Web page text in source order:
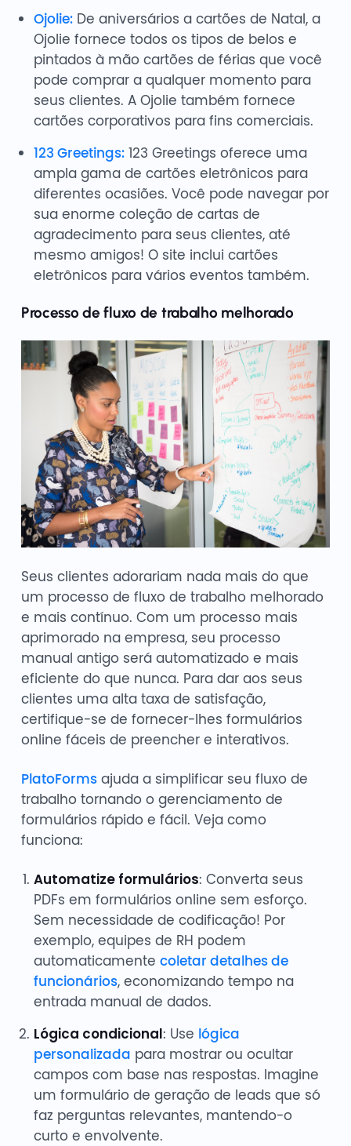
Ojolie:De aniversários a cartões de Natal, a
Ojolie fornece todos os tipos de belos e
pintados à mão cartões de férias que você
pode comprar a qualquer momento para
seus clientes. A Ojolie também fornece
cartões corporativos para fins comerciais.
123 Greetings:123 Greetings oferece uma
ampla gama de cartões eletrônicos para
diferentes ocasiões. Você pode navegar por
sua enorme coleção de cartas de
agradecimento para seus clientes, até
mesmo amigos! O site inclui cartões
eletrônicos para vários eventos também.
Processo de fluxo de trabalho melhorado
Seus clientes adorariam nada mais do que
um processo de fluxo de trabalho melhorado
e mais contínuo. Com um processo mais
aprimorado na empresa, seu processo
manual antigo será automatizado e mais
eficiente do que nunca. Para dar aos seus
clientes uma alta taxa de satisfação,
certifique-se de fornecer-lhes formulários
online fáceis de preencher e interativos.
PlatoFormsajuda a simplificar seu fluxo de
trabalho tornando o gerenciamento de
formulários rápido e fácil. Veja como
funciona:
Automatize formulários: Converta seus
PDFs em formulários online sem esforço.
Sem necessidade de codificação! Por
exemplo, equipes de RH podem
automaticamente coletar detalhes de
funcionários, economizando tempo na
entrada manual de dados.
Lógica condicional: Use lógica
personalizada para mostrar ou ocultar
campos com base nas respostas. Imagine
um formulário de geração de leads que só
faz perguntas relevantes, mantendo-o
curto e envolvente.